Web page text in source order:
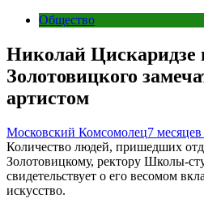
Общество
Николай Цискаридзе
Золотовицкого
артистом
Московский Комсомолец7 месяцев
Количество людей, пришедших
Золотовицкому, ректору Школы-
свидетельствует о его весомом
искусство.